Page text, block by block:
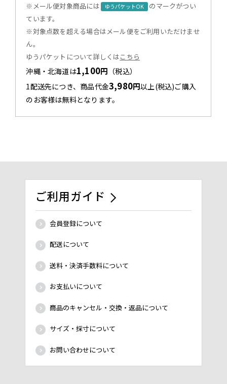
※メール便対象商品には ゆうパケットOK
のマークがつい
ています。
※対象点数を超える場合はメール便をご利用いただけませ
ん。
ゆうパケットについて詳しくはこちら
沖縄・北海道は1,100円 （税込）
1配送先につき、商品代金3,980円以上(税込)ご購入
のお客様は無料となります。
ご利用ガイド
会員登録について
配送について
送料・決済手数料について
お支払いについて
商品のキャンセル・交換・返品について
サイズ・採寸について
お問い合わせについて